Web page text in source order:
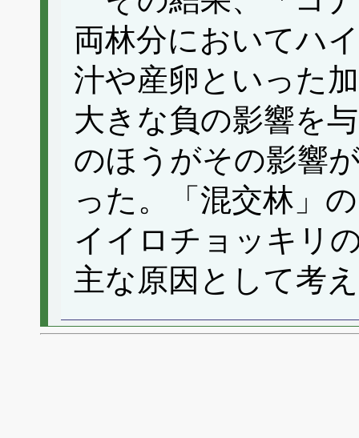
両林分においてハ
汁や産卵といった
大きな負の影響を
のほうがその影響
った。「混交林」
イイロチョッキリ
主な原因として考